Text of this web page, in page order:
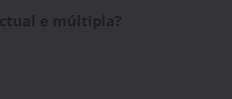
e múltipla?